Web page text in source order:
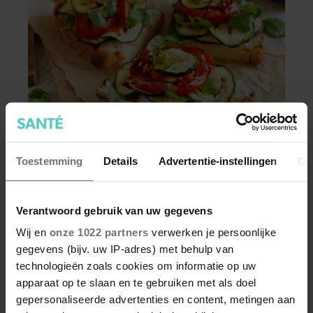
Toestemming Details Advertentie-instellingen
Verantwoord gebruik van uw gegevens
Wij en onze 1022 partners verwerken je persoonlijke
gegevens (bijv. uw IP-adres) met behulp van
technologieën zoals cookies om informatie op uw
apparaat op te slaan en te gebruiken met als doel
gepersonaliseerde advertenties en content, metingen aan
courgette en feta wil je meteen maken
Bereidingstijd: 20 minuten • 700 g jonge
courgettes (klein en dun) • 400 g kerstomaatjes
• olijfolie • 2 tenen knoflook • 150 g feta • 4 dikke
sneden witbrood 1. Snijd de courgettes schuin in
plakken van 2 centimeter dik. Halveer de
tomaatjes. Pel en hak de knoflook. 2. Verhit een